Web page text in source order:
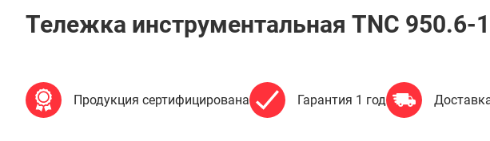
Тележка инструментальная TNC 950.6-1
Продукция сертифицирована Гарантия 1 год